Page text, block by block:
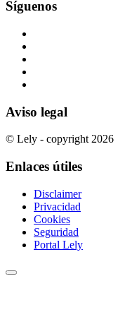
Síguenos
Aviso legal
© Lely - copyright 2026
Enlaces útiles
Disclaimer
Privacidad
Cookies
Seguridad
Portal Lely